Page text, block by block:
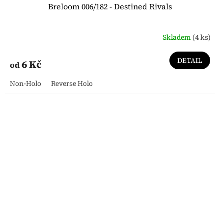
Breloom 006/182 - Destined Rivals
Skladem (4 ks)
od6 Kč DETAIL
Non-Holo Reverse Holo